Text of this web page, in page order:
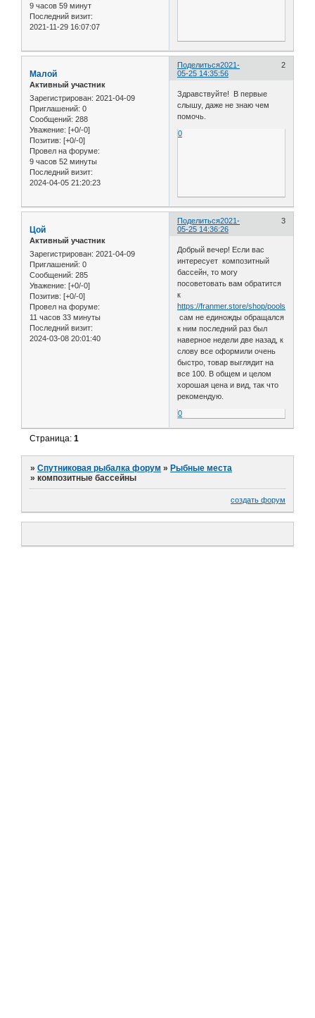
9 часов 59 минут
Последний визит:
2021-11-29 16:07:07
Поделиться 2
2021-
05-25 14:35:56
Малой
Активный участник
Зарегистрирован: 2021-04-09
Приглашений: 0
Сообщений: 288
Уважение: [+0/-0]
Позитив: [+0/-0]
Провел на форуме:
9 часов 52 минуты
Последний визит:
2024-04-05 21:20:23
Здравствуйте! В первые
слышу, даже не знаю чем
помочь.
0
Поделиться 3
2021-
05-25 14:36:26
Цой
Активный участник
Зарегистрирован: 2021-04-09
Приглашений: 0
Сообщений: 285
Уважение: [+0/-0]
Позитив: [+0/-0]
Провел на форуме:
11 часов 33 минуты
Последний визит:
2024-03-08 20:01:40
Добрый вечер! Если вас
интересует композитный
бассейн, то могу
посоветовать вам обратится
к
https://franmer.store/shop/pools/
сам не единожды обращался
к ним последний раз был
наверное недели две назад, к
слову все оформили очень
быстро, товар выглядит на
все 100. В общем и целом
хорошая цена и вид, так что
рекомендую.
0
Страница:1
»Спутниковая рыбалка форум » Рыбные места
»композитные бассейны
создать форум